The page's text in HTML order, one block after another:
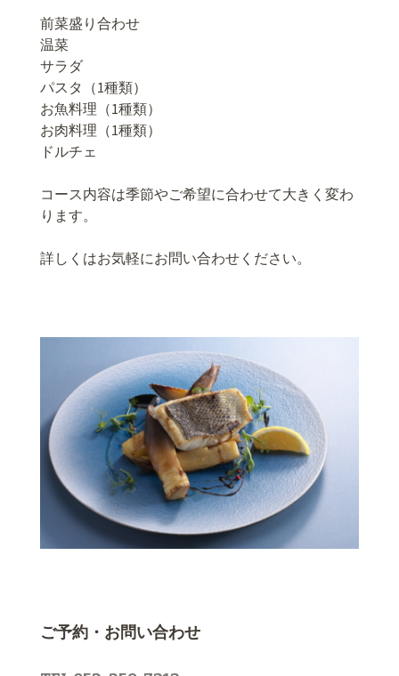
前菜盛り合わせ
温菜
サラダ
パスタ（1種類）
お魚料理（1種類）
お肉料理（1種類）
ドルチェ
コース内容は季節やご希望に合わせて大きく変わ
ります。
詳しくはお気軽にお問い合わせください。
ご予約・お問い合わせ